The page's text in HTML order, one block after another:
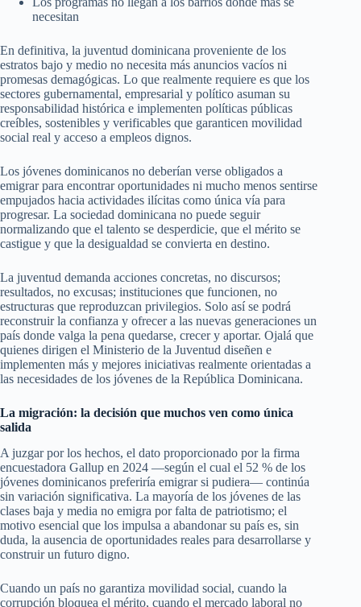
necesitan
En definitiva, la juventud dominicana proveniente de los
estratos bajo y medio no necesita más anuncios vacíos ni
promesas demagógicas. Lo que realmente requiere es que los
sectores gubernamental, empresarial y político asuman su
responsabilidad histórica e implementen políticas públicas
creíbles, sostenibles y verificables que garanticen movilidad
social real y acceso a empleos dignos.
Los jóvenes dominicanos no deberían verse obligados a
emigrar para encontrar oportunidades ni mucho menos sentirse
empujados hacia actividades ilícitas como única vía para
progresar. La sociedad dominicana no puede seguir
normalizando que el talento se desperdicie, que el mérito se
castigue y que la desigualdad se convierta en destino.
La juventud demanda acciones concretas, no discursos;
resultados, no excusas; instituciones que funcionen, no
estructuras que reproduzcan privilegios. Solo así se podrá
reconstruir la confianza y ofrecer a las nuevas generaciones un
país donde valga la pena quedarse, crecer y aportar. Ojalá que
quienes dirigen el Ministerio de la Juventud diseñen e
implementen más y mejores iniciativas realmente orientadas a
las necesidades de los jóvenes de la República Dominicana.
La migración: la decisión que muchos ven como única
salida
A juzgar por los hechos, el dato proporcionado por la firma
encuestadora Gallup en 2024 —según el cual el 52 % de los
jóvenes dominicanos preferiría emigrar si pudiera— continúa
sin variación significativa. La mayoría de los jóvenes de las
clases baja y media no emigra por falta de patriotismo; el
motivo esencial que los impulsa a abandonar su país es, sin
duda, la ausencia de oportunidades reales para desarrollarse y
construir un futuro digno.
Cuando un país no garantiza movilidad social, cuando la
corrupción bloquea el mérito, cuando el mercado laboral no